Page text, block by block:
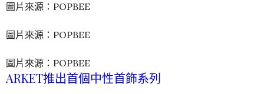
圖片來源：POPBEE
圖片來源：POPBEE
圖片來源：POPBEE
ARKET推出首個中性首飾系列